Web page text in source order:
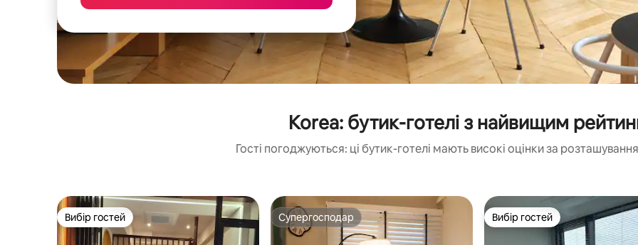
Korea: бутик-готелі з найвищим
Гості погоджуються: ці бутик-готелі мають високі оцінки за
Вибір гостей
Вибір гостей Супергосподар
Супергосподар Вибір гостей
Вибір гостей